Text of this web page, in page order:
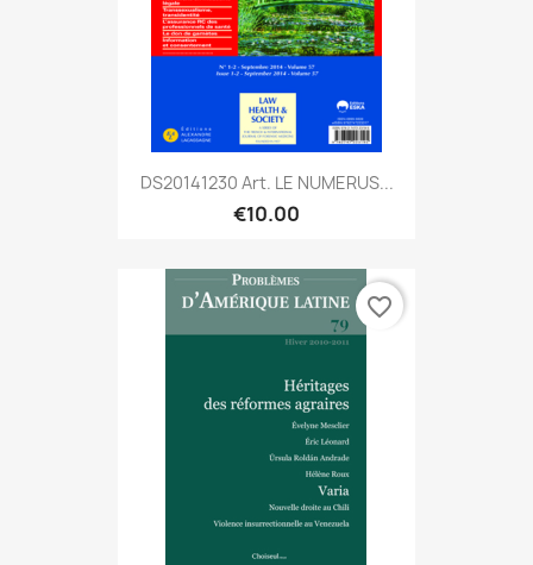
DS20141230 Art. LE NUMERUS...
€10.00
favorite_border